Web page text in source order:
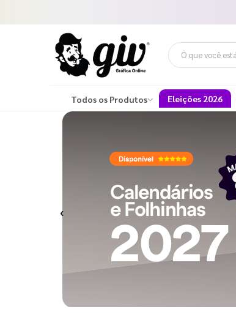
Todos os Produtos Eleições 2026
Previous